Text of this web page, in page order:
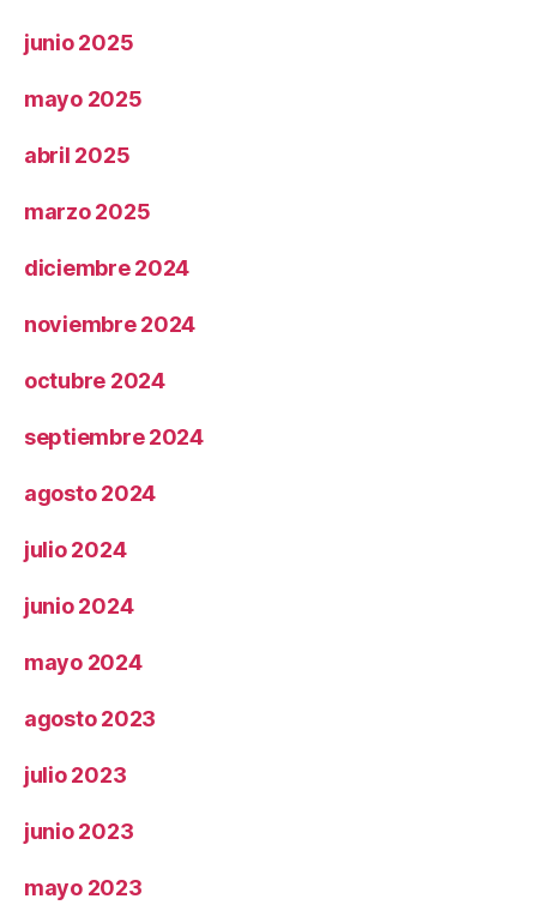
junio 2025
mayo 2025
abril 2025
marzo 2025
diciembre 2024
noviembre 2024
octubre 2024
septiembre 2024
agosto 2024
julio 2024
junio 2024
mayo 2024
agosto 2023
julio 2023
junio 2023
mayo 2023